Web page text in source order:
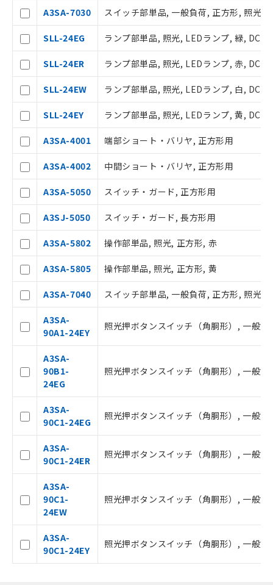
A3SA-7030 スイッチ部単品, 一般負荷, 正方形, 照光
SLL-24EG ランプ部単品, 照光, LEDランプ, 緑,
SLL-24ER ランプ部単品, 照光, LEDランプ, 赤,
SLL-24EW ランプ部単品, 照光, LEDランプ, 白,
SLL-24EY ランプ部単品, 照光, LEDランプ, 黄,
A3SA-4001 端部ショート・バリヤ, 正方形用
A3SA-4002 中間ショート・バリヤ, 正方形用
A3SA-5050 スイッチ・ガード, 正方形用
A3SJ-5050 スイッチ・ガード, 長方形用
A3SA-5802 操作部単品, 照光, 正方形, 赤
A3SA-5805 操作部単品, 照光, 正方形, 黄
A3SA-7040 スイッチ部単品, 一般負荷, 正方形, 照光
A3SA-
90A1-24EY
照光押ボタンスイッチ（角胴形）, 一般
A3SA-
90B1-
24EG
照光押ボタンスイッチ（角胴形）, 一般
A3SA-
90C1-24EG
照光押ボタンスイッチ（角胴形）, 一般
A3SA-
90C1-24ER
照光押ボタンスイッチ（角胴形）, 一般
A3SA-
90C1-
24EW
照光押ボタンスイッチ（角胴形）, 一般
A3SA-
90C1-24EY
照光押ボタンスイッチ（角胴形）, 一般
記
号
説明
○ 一定数以上の在庫あり
△
－
いては、お客様のお取引先、ま
たはお客様担当のオムロン制御
機器販売店・当社販売員にご確
認ください)
空
白
受注生産機種、また在庫状況の
情報を公開していない機種
ご利用条件
以下の条件をお読みいただき、同意のうえ
ご利用ください。
本サービスは、当社制御機器事業取扱
商品の当社在庫状況および標準価格(税
抜)を提供させていただくものです。
当社制御機器事業取扱商品の中には、
本サービスの対象外となる商品もある
ことをご了承ください。
在庫状況および標準価格照会結果は、
記載している更新日時点での社内デー
タに基づき作成されるものであり、閲
覧された時点での実際の在庫および標
準価格とは異なる場合があることをご
正式な納期状況および標準価格はお客
ご相談ください。
在庫状況および標準価格結果を当社の
マイパーツ機能（部品リスト作成サー
あります。
品・サービスに関するお客様との取